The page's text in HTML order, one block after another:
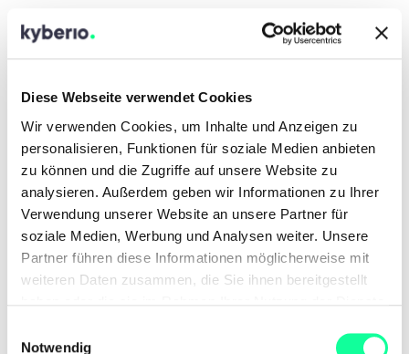
Diese Webseite verwendet Cookies
Wir verwenden Cookies, um Inhalte und Anzeigen zu
personalisieren, Funktionen für soziale Medien anbieten
zu können und die Zugriffe auf unsere Website zu
analysieren. Außerdem geben wir Informationen zu Ihrer
Verwendung unserer Website an unsere Partner für
soziale Medien, Werbung und Analysen weiter. Unsere
Partner führen diese Informationen möglicherweise mit
weiteren Daten zusammen, die Sie ihnen bereitgestellt
Notwendig